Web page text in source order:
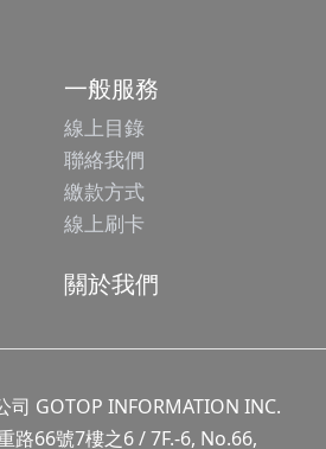
一般服務
線上目錄
聯絡我們
繳款方式
線上刷卡
關於我們
司 GOTOP INFORMATION INC.
路66號7樓之6 / 7F.-6, No.66,